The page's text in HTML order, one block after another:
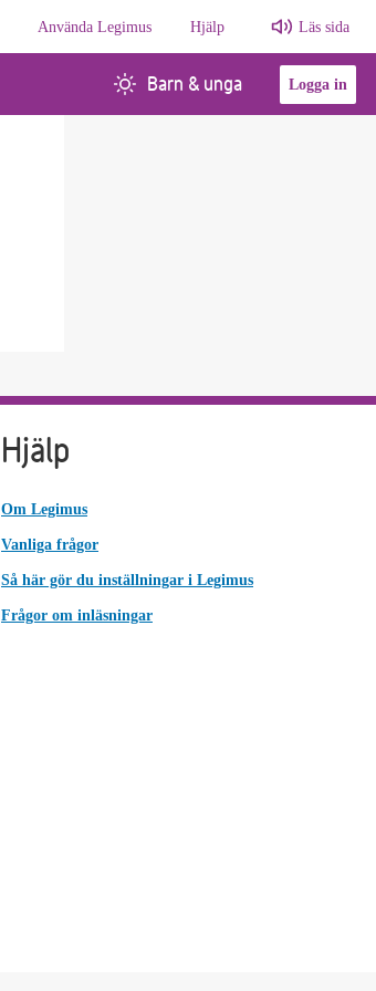
Använda Legimus Hjälp Läs sida
Barn & unga Logga in
Hjälp
Om Legimus
Vanliga frågor
Så här gör du inställningar i Legimus
Frågor om inläsningar